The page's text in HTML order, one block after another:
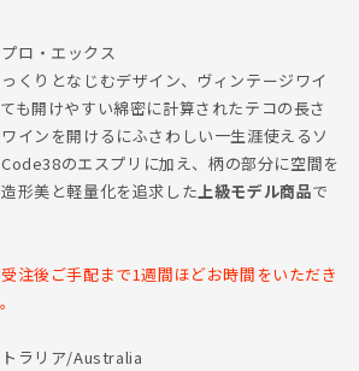
ロ・エックス
くりとなじむデザイン、ヴィンテージワイ
も開けやすい綿密に計算されたテコの長さ
ワインを開けるにふさわしい一生涯使えるソ
のエスプリに加え、柄の部分に空間を
形美と軽量化を追求した上級モデル商品で
注後ご手配まで1週間ほどお時間をいただき
ラリア/Australia